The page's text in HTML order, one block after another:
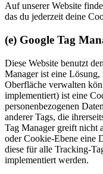
Auf unserer Website
das du jederzeit deine
(e) Google Tag
Diese Website benutzt
Manager ist eine
Oberfläche verwalten
implementiert) ist eine
personenbezogenen
anderer Tags, die
Tag Manager greift nicht
oder Cookie-Ebene eine
diese für alle Tracking-
implementiert werden.